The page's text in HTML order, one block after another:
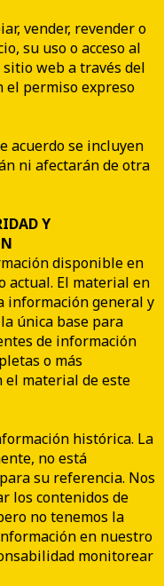
vender, revender o
su uso o acceso al
web a través del
el permiso expreso
acuerdo se incluyen
ni afectarán de otra
Y
disponible en
actual. El material en
información general y
única base para
de información
o más
el material de este
histórica. La
no está
su referencia. Nos
los contenidos de
no tenemos la
en nuestro
monitorear